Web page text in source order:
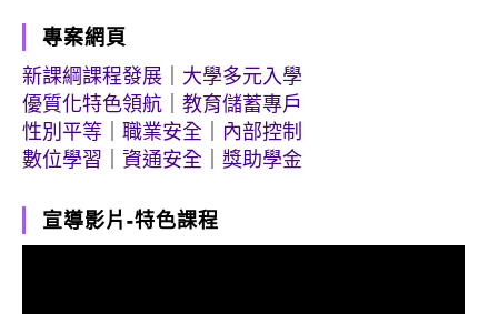
專案網頁
新課綱課程發展
大學多元入學
優質化特色領航
教育儲蓄專戶
性別平等
職業安全
內部控制
數位學習
資通安全 獎助學金
宣導影片-特色課程